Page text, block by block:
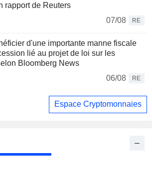
rapport de Reuters
07/08
RE
d'une importante manne fiscale
lié au projet de loi sur les
Bloomberg News
06/08
RE
Espace Cryptomonnaies